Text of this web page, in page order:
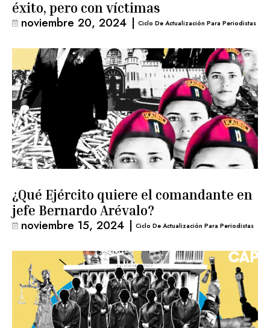
éxito, pero con víctimas
noviembre 20, 2024 | Ciclo De Actualización Para Periodistas
¿Qué Ejército quiere el comandante en
jefe Bernardo Arévalo?
noviembre 15, 2024 | Ciclo De Actualización Para Periodistas